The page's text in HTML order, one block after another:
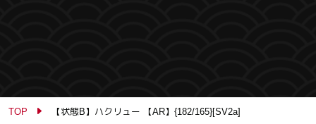
TOP 【状態B】ハクリュー 【AR】{182/165}[SV2a]